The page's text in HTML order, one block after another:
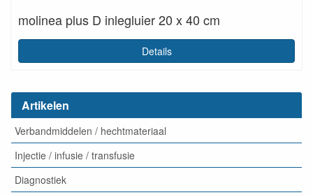
molinea plus D inlegluier 20 x 40 cm
Details
Artikelen
Verbandmiddelen / hechtmateriaal
Injectie / infusie / transfusie
Diagnostiek